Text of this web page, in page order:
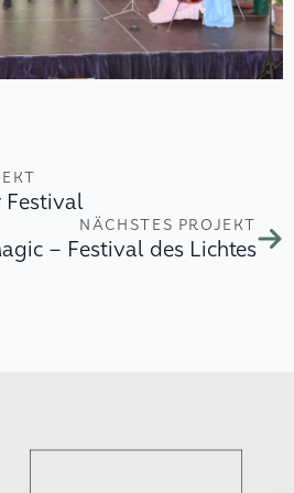
Festival
NÄCHSTES PROJEKT
– Festival des Lichtes